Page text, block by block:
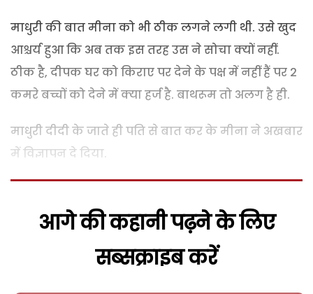
माधुरी की बात मीना को भी ठीक लगने लगी थी. उसे खुद
आश्चर्य हुआ कि अब तक इस तरह उस ने सोचा क्यों नहीं.
ठीक है, दीपक घर को किराए पर देने के पक्ष में नहीं हैं पर 2
कमरे बच्चों को देने में क्या हर्ज है. बाथरूम तो अलग है ही.
माधुरी दीदी के जाते ही पति से बात कर के मीना ने अखबार
में विज्ञापन दे दिया.
आगे की कहानी पढ़ने के लिए
सब्सक्राइब करें